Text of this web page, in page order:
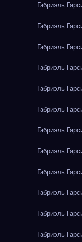
Габриэль
Габриэль
Габриэль
Габриэль
Габриэль
Габриэль
Габриэль
Габриэль
Габриэль
Габриэль
Габриэль
Габриэль